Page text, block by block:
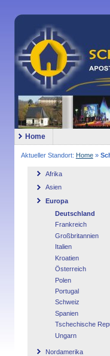
Home
Aktueller Standort: Home»
Afrika
Asien
Europa
Deutschland
Frankreich
Großbritannien
Italien
Kroatien
Österreich
Polen
Portugal
Schweiz
Spanien
Tschechische
Ungarn
Nordamerika